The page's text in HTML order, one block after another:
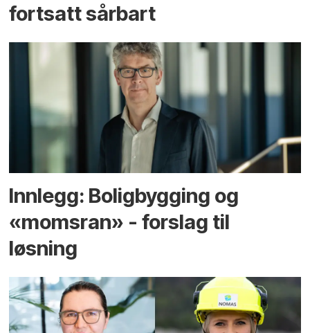
fortsatt sårbart
Innlegg: Boligbygging og
«momsran» - forslag til
løsning